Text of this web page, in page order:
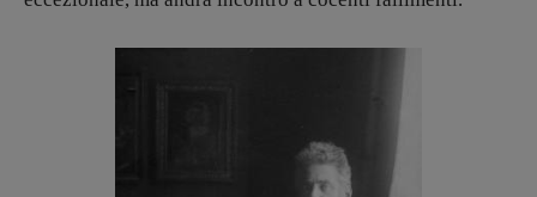
DIRETTRICE RESPONSABILE
Giuseppe Costigliola ,
Elio